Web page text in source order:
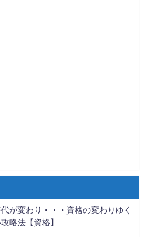
代が変わり・・・資格の変わりゆく
略法【資格】